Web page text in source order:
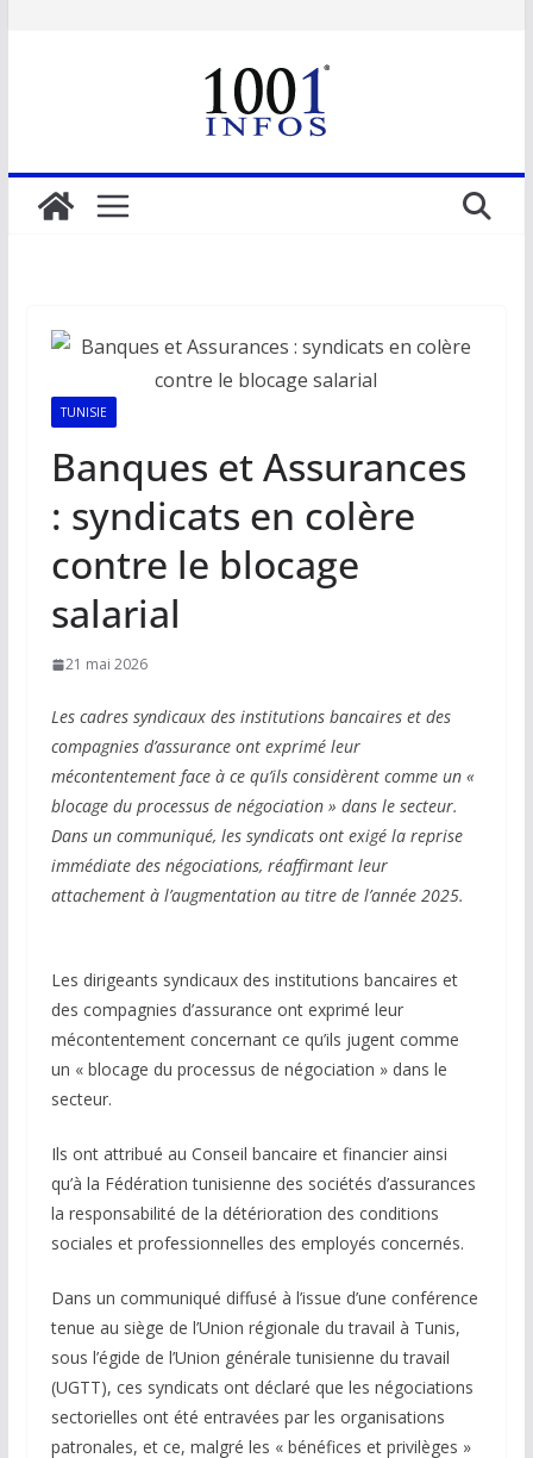
TUNISIE
Banques et Assurances
: syndicats en colère
contre le blocage
salarial
21 mai 2026
Les cadres syndicaux des institutions bancaires et des
compagnies d’assurance ont exprimé leur
mécontentement face à ce qu’ils considèrent comme un «
blocage du processus de négociation » dans le secteur.
Dans un communiqué, les syndicats ont exigé la reprise
immédiate des négociations, réaffirmant leur
attachement à l’augmentation au titre de l’année 2025.
Les dirigeants syndicaux des institutions bancaires et
des compagnies d’assurance ont exprimé leur
mécontentement concernant ce qu’ils jugent comme
un « blocage du processus de négociation » dans le
secteur.
Ils ont attribué au Conseil bancaire et financier ainsi
qu’à la Fédération tunisienne des sociétés d’assurances
la responsabilité de la détérioration des conditions
sociales et professionnelles des employés concernés.
Dans un communiqué diffusé à l’issue d’une conférence
tenue au siège de l’Union régionale du travail à Tunis,
sous l’égide de l’Union générale tunisienne du travail
(UGTT), ces syndicats ont déclaré que les négociations
sectorielles ont été entravées par les organisations
patronales, et ce, malgré les « bénéfices et privilèges »